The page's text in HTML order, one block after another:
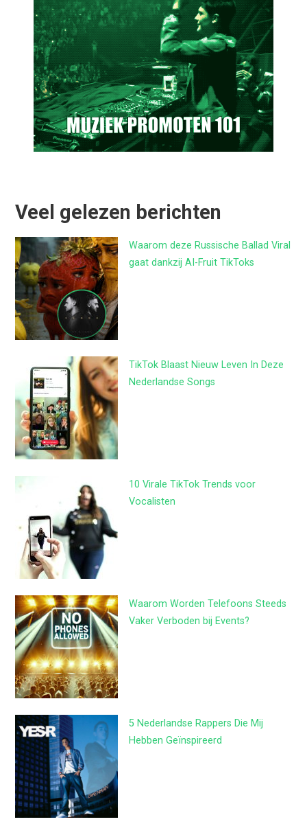
Veel gelezen berichten
Waarom deze Russische Ballad Viral
gaat dankzij AI-Fruit TikToks
TikTok Blaast Nieuw Leven In Deze
Nederlandse Songs
10 Virale TikTok Trends voor
Vocalisten
Waarom Worden Telefoons Steeds
Vaker Verboden bij Events?
5 Nederlandse Rappers Die Mij
Hebben Geïnspireerd